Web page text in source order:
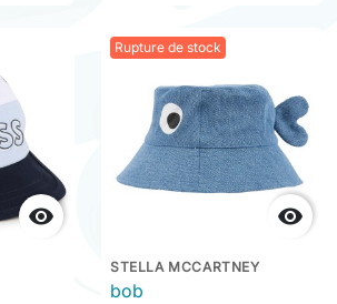

Rupture de stock

STELLA MCCARTNEY
bob